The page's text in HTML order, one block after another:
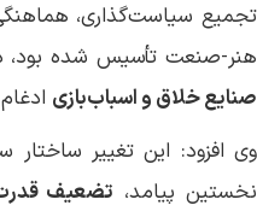
تجمیع سیاست‌گذاری،
هنر-صنعت تأسیس شده بود،
صنایع خلاق و اسباب‌بازی
وی افزود: این تغییر
نخستین پیامد، تضعیف